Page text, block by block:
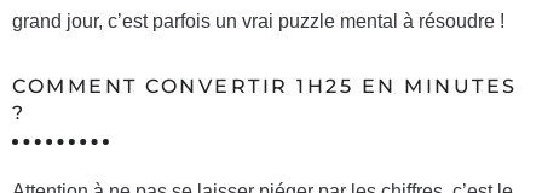
grand jour, c’est parfois un vrai puzzle mental à résoudre !
COMMENT CONVERTIR 1H25 EN MINUTES
?